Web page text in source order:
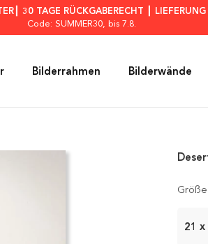
30 TAGE RÜCKGABERECHT ┃
Code: SUMMER30, bis 7.8.
Bilderrahmen Bilderwände
21 x